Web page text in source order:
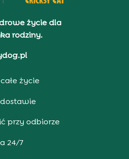
życie dla
rodziny.
życie
przy odbiorze
24/7